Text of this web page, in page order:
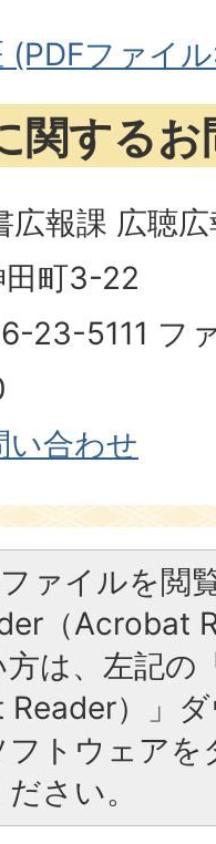
(PDFファイ
関する
広報課 広聴
町3-22
23-5111 フ
い合わせ
ァイルを閲
（Acrobat
は、左記の
）」
トウェア
さい。